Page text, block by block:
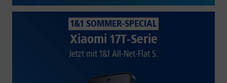
1&1 SOMMER-SPECIAL
Xiaomi 17T-Serie
Jetzt mit 1&1 All-Net-Flat S.